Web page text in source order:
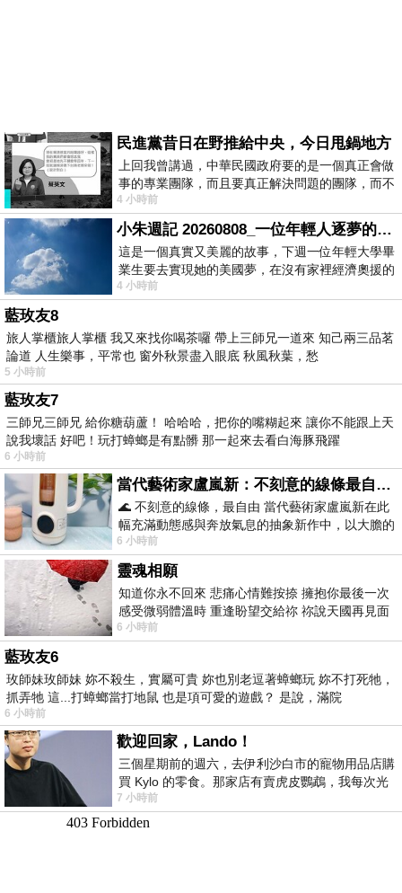
民進黨昔日在野推給中央，今日甩鍋地方
上回我曾講過，中華民國政府要的是一個真正會做
事的專業團隊，而且要真正解決問題的團隊，而不
是只會到處甩鍋的雙標團隊，最近民進黨
4 小時前
小朱週記 20260808_一位年輕人逐夢的真實故事
這是一個真實又美麗的故事，下週一位年輕大學畢
業生要去實現她的美國夢，在沒有家裡經濟奧援的
情況下，靠著自我努力工作累積出國基
4 小時前
藍玫友8
旅人掌櫃旅人掌櫃 我又來找你喝茶囉 帶上三師兄一道來 知己兩三品茗
論道 人生樂事，平常也 窗外秋景盡入眼底 秋風秋葉，愁
5 小時前
藍玫友7
三師兄三師兄 給你糖葫蘆！ 哈哈哈，把你的嘴糊起來 讓你不能跟上天
說我壞話 好吧！玩打蟑螂是有點髒 那一起來去看白海豚飛躍
6 小時前
當代藝術家盧嵐新：不刻意的線條最自由，讓色彩流動、筆觸自己說話
🌊 不刻意的線條，最自由 當代藝術家盧嵐新在此
幅充滿動態感與奔放氣息的抽象新作中，以大膽的
藍色顏料在白色畫布上揮灑、壓印與流淌
6 小時前
靈魂相願
知道你永不回來 悲痛心情難按捺 擁抱你最後一次
感受微弱體溫時 重逢盼望交給祢 祢說天國再見面
此刻忍淚說別離 他日靈魂再
6 小時前
藍玫友6
玫師妹玫師妹 妳不殺生，實屬可貴 妳也別老逗著蟑螂玩 妳不打死牠，
抓弄牠 這...打蟑螂當打地鼠 也是項可愛的遊戲？ 是說，滿院
6 小時前
歡迎回家，Lando！
三個星期前的週六，去伊利沙白市的寵物用品店購
買 Kylo 的零食。那家店有賣虎皮鸚鵡，我每次光
顧都會去看一下。他們偶爾會引進 C
7 小時前